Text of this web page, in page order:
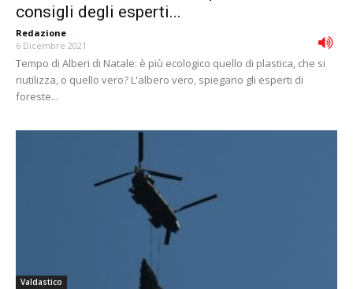
consigli degli esperti...
Redazione -
6 Dicembre 2021
Tempo di Alberi di Natale: è più ecologico quello di plastica, che si
riutilizza, o quello vero? L'albero vero, spiegano gli esperti di
foreste...
Valdastico